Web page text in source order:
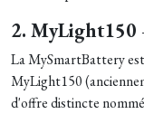
2. MyLight150
La MySmartBattery
MyLight150
d'offre distincte